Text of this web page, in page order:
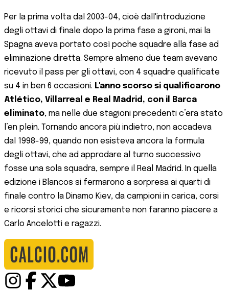
Per la prima volta dal 2003-04, cioè dall'introduzione
degli ottavi di finale dopo la prima fase a gironi, mai la
Spagna aveva portato così poche squadre alla fase ad
eliminazione diretta. Sempre almeno due team avevano
ricevuto il pass per gli ottavi, con 4 squadre qualificate
su 4 in ben 6 occasioni. L'anno scorso si qualificarono
Atlético, Villarreal e Real Madrid, con il Barca
eliminato, ma nelle due stagioni precedenti c’era stato
l’en plein. Tornando ancora più indietro, non accadeva
dal 1998-99, quando non esisteva ancora la formula
degli ottavi, che ad approdare al turno successivo
fosse una sola squadra, sempre il Real Madrid. In quella
edizione i Blancos si fermarono a sorpresa ai quarti di
finale contro la Dinamo Kiev, da campioni in carica, corsi
e ricorsi storici che sicuramente non faranno piacere a
Carlo Ancelotti e ragazzi.